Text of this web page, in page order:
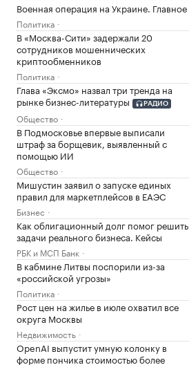
Военная операция на Украине. Главное
Политика
В «Москва-Сити» задержали 20
сотрудников мошеннических
криптообменников
Политика
Глава «Эксмо» назвал три тренда на
рынке бизнес-литературы
РАДИО
Общество
В Подмосковье впервые выписали
штраф за борщевик, выявленный с
помощью ИИ
Общество
Мишустин заявил о запуске единых
правил для маркетплейсов в ЕАЭС
Бизнес
Как облигационный долг помог решить
задачи реального бизнеса. Кейсы
РБК и МСП Банк
В кабмине Литвы поспорили из-за
«российской угрозы»
Политика
Рост цен на жилье в июле охватил все
округа Москвы
Недвижимость
OpenAI выпустит умную колонку в
форме пончика стоимостью более